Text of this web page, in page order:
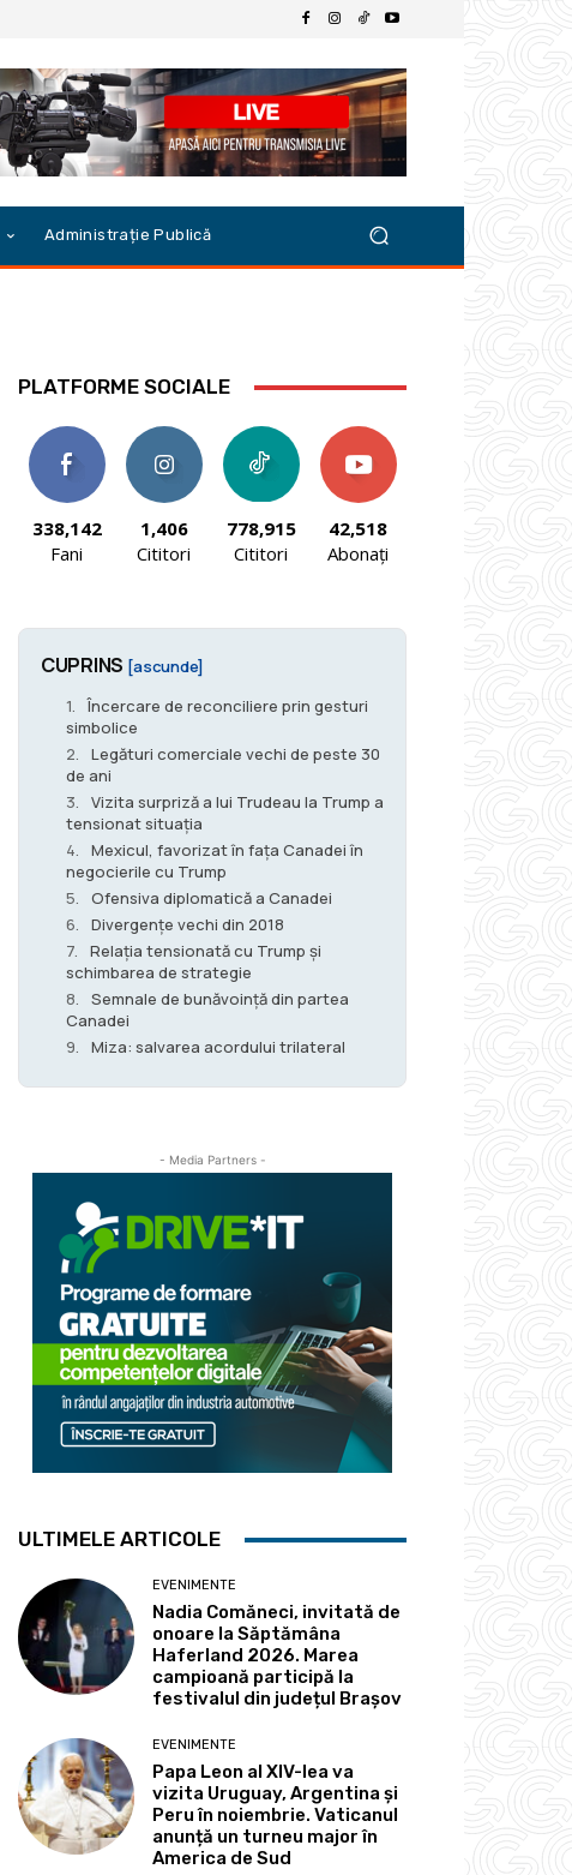
Administrație Publică
PLATFORME SOCIALE
338,142
Fani
1,406
Cititori
778,915
Cititori
42,518
Abonați
CUPRINS [ascunde]
Încercare de reconciliere prin gesturi
simbolice
Legături comerciale vechi de peste 30
de ani
Vizita surpriză a lui Trudeau la Trump a
tensionat situația
Mexicul, favorizat în fața Canadei în
negocierile cu Trump
Ofensiva diplomatică a Canadei
Divergențe vechi din 2018
Relația tensionată cu Trump și
schimbarea de strategie
Semnale de bunăvoință din partea
Canadei
Miza: salvarea acordului trilateral
- Media Partners -
ULTIMELE ARTICOLE
EVENIMENTE
Nadia Comăneci, invitată de
onoare la Săptămâna
Haferland 2026. Marea
campioană participă la
festivalul din județul Brașov
EVENIMENTE
Papa Leon al XIV-lea va
vizita Uruguay, Argentina și
Peru în noiembrie. Vaticanul
anunță un turneu major în
America de Sud